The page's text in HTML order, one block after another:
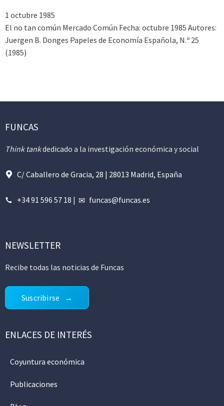
1 octubre 1985
El no tan común Mercado Común Fecha: octubre 1985 Autores:
Juergen B. Donges Papeles de Economía Española, N.º 25
(1985)
FUNCAS
Think tankdedicado a la investigación económica y social
C/ Caballero de Gracia, 28 | 28013 Madrid, España
+34 91 596 57 18 | funcas@funcas.es
NEWSLETTER
Recibe todas las noticias de Funcas
Suscribirse
ENLACES DE INTERÉS
Coyuntura económica
Publicaciones